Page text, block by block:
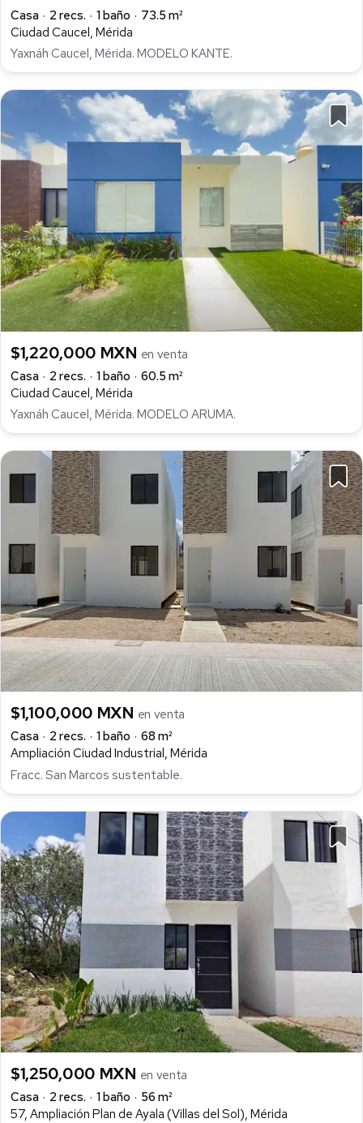
Casa
2 recs. 1 baño
73.5 m²
Ciudad Caucel, Mérida
Yaxnáh Caucel, Mérida. MODELO KANTE.
$1,220,000 MXN en venta
Casa
2 recs. 1 baño
60.5 m²
Ciudad Caucel, Mérida
Yaxnáh Caucel, Mérida. MODELO ARUMA.
$1,100,000 MXN en venta
Casa
2 recs. 1 baño
68 m²
Ampliación Ciudad Industrial, Mérida
Fracc. San Marcos sustentable.
$1,250,000 MXN en venta
Casa
2 recs. 1 baño
56 m²
57, Ampliación Plan de Ayala (Villas del Sol), Mérida